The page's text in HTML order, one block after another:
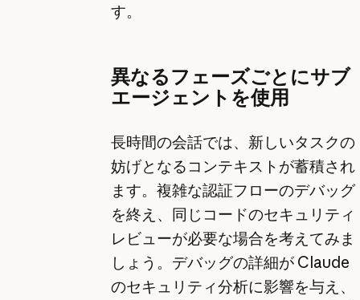
す。
異なるフェーズごとにサブ
エージェントを使用
長時間の会話では、新しいタスクの
妨げとなるコンテキストが蓄積され
ます。複雑な認証フローのデバッグ
を終え、同じコードのセキュリティ
レビューが必要な場合を考えてみま
しょう。デバッグの詳細が Claude
のセキュリティ分析に影響を与え、